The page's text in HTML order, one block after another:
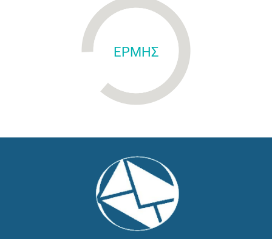
ΕΡΜΗΣ